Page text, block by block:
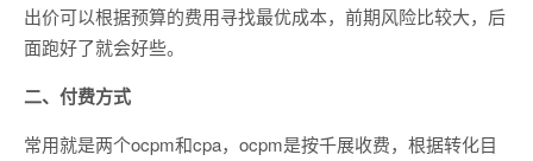
出价可以根据预算的费用寻找最优成本，前期风险比较大，后
面跑好了就会好些。
二、付费方式
常用就是两个ocpm和cpa，ocpm是按千展收费，根据转化目